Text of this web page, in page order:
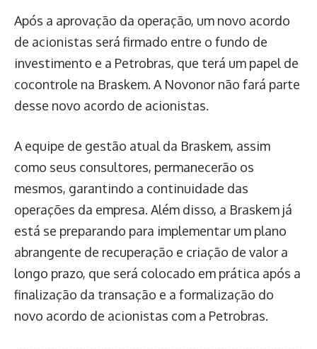
Após a aprovação da operação, um novo acordo
de acionistas será firmado entre o fundo de
investimento e a Petrobras, que terá um papel de
cocontrole na Braskem. A Novonor não fará parte
desse novo acordo de acionistas.
A equipe de gestão atual da Braskem, assim
como seus consultores, permanecerão os
mesmos, garantindo a continuidade das
operações da empresa. Além disso, a Braskem já
está se preparando para implementar um plano
abrangente de recuperação e criação de valor a
longo prazo, que será colocado em prática após a
finalização da transação e a formalização do
novo acordo de acionistas com a Petrobras.